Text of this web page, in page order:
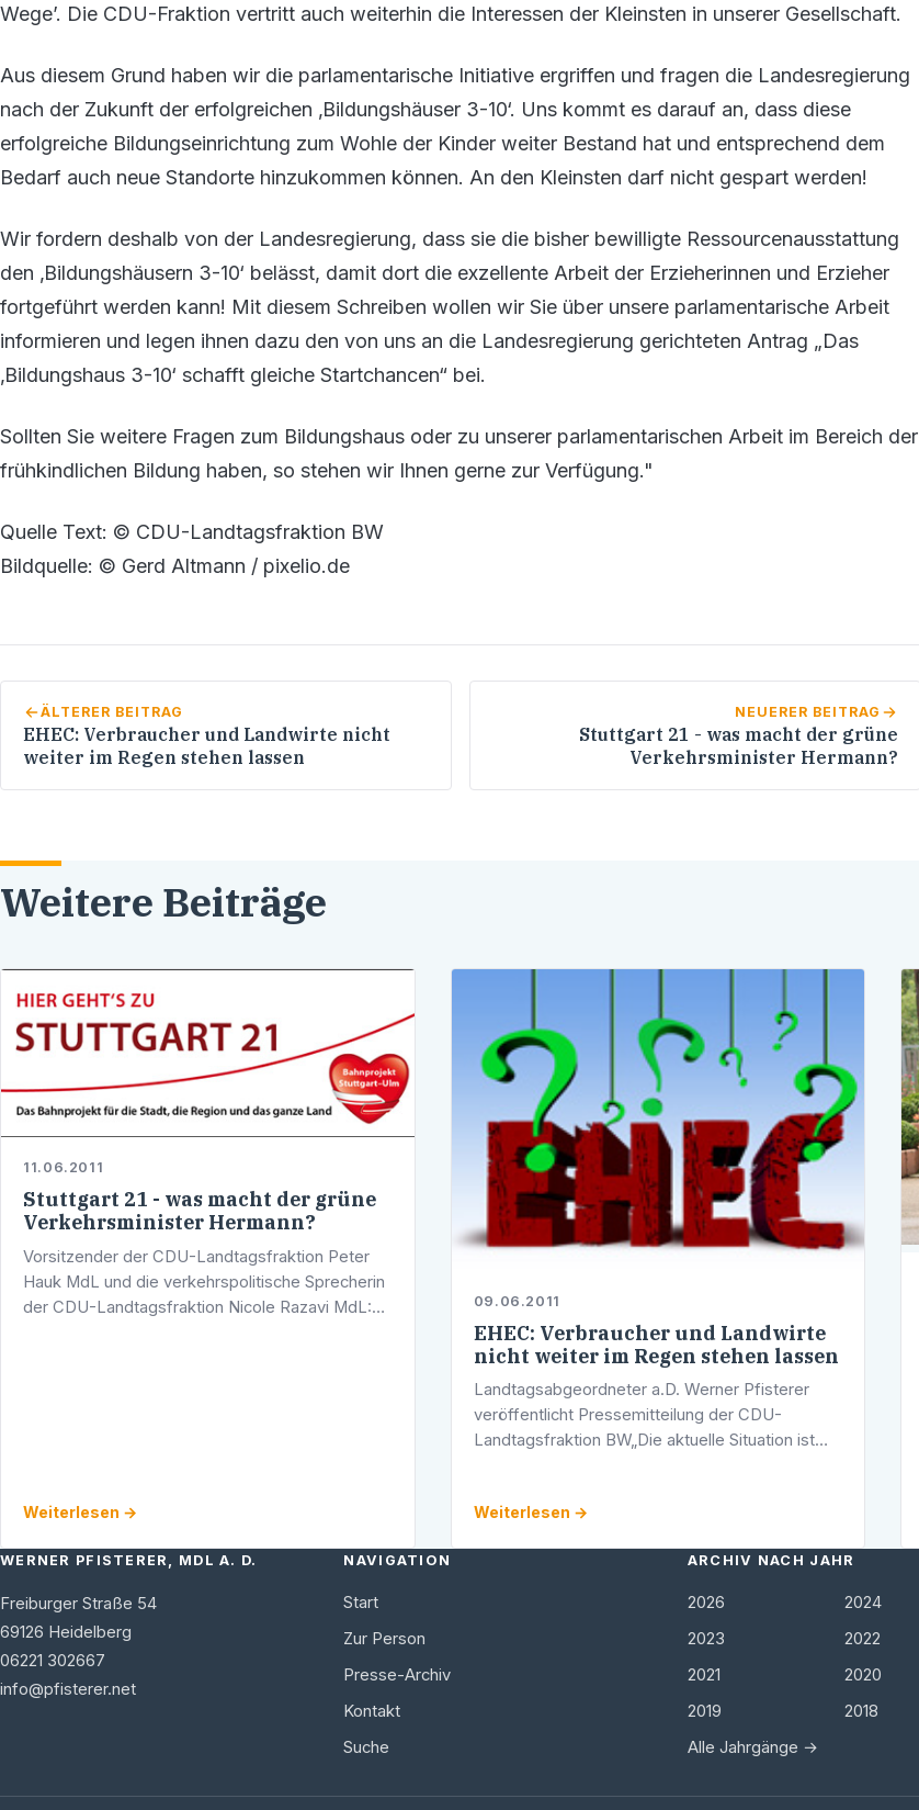
Wege’. Die CDU-Fraktion vertritt auch weiterhin die Interessen der Kleinsten in unserer Gesellschaft.
Aus diesem Grund haben wir die parlamentarische Initiative ergriffen und fragen die Landesregierung
nach der Zukunft der erfolgreichen ‚Bildungshäuser 3-10‘. Uns kommt es darauf an, dass diese
erfolgreiche Bildungseinrichtung zum Wohle der Kinder weiter Bestand hat und entsprechend dem
Bedarf auch neue Standorte hinzukommen können. An den Kleinsten darf nicht gespart werden!
Wir fordern deshalb von der Landesregierung, dass sie die bisher bewilligte Ressourcenausstattung
den ‚Bildungshäusern 3-10‘ belässt, damit dort die exzellente Arbeit der Erzieherinnen und Erzieher
fortgeführt werden kann! Mit diesem Schreiben wollen wir Sie über unsere parlamentarische Arbeit
informieren und legen ihnen dazu den von uns an die Landesregierung gerichteten Antrag „Das
‚Bildungshaus 3-10‘ schafft gleiche Startchancen“ bei.
Sollten Sie weitere Fragen zum Bildungshaus oder zu unserer parlamentarischen Arbeit im Bereich der
frühkindlichen Bildung haben, so stehen wir Ihnen gerne zur Verfügung."
Quelle Text: © CDU-Landtagsfraktion BW
Bildquelle: © Gerd Altmann / pixelio.de
ÄLTERER BEITRAG
EHEC: Verbraucher und Landwirte nicht
weiter im Regen stehen lassen
NEUERER BEITRAG
Stuttgart 21 - was macht der grüne
Verkehrsminister Hermann?
Weitere Beiträge
11.06.2011
Stuttgart 21 - was macht der grüne
Verkehrsminister Hermann?
Vorsitzender der CDU-Landtagsfraktion Peter
Hauk MdL und die verkehrspolitische Sprecherin
der CDU-Landtagsfraktion Nicole Razavi MdL:
Weiterlesen →
09.06.2011
EHEC: Verbraucher und Landwirte
nicht weiter im Regen stehen lassen
Landtagsabgeordneter a.D. Werner Pfisterer
veröffentlicht Pressemitteilung der CDU-
Landtagsfraktion BW„Die aktuelle Situation ist
…
Weiterlesen →
WERNER PFISTERER, MDL A. D.
Freiburger Straße 54
69126 Heidelberg
06221 302667
info@pfisterer.net
NAVIGATION
Start
Zur Person
Presse-Archiv
Kontakt
Suche
ARCHIV NACH JAHR
2026
2024
2023
2022
2021
2020
2019
2018
Alle Jahrgänge →